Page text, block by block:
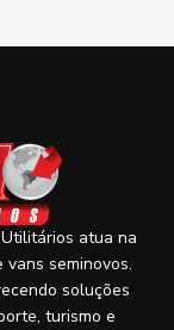
atua na
seminovos.
soluções
turismo e